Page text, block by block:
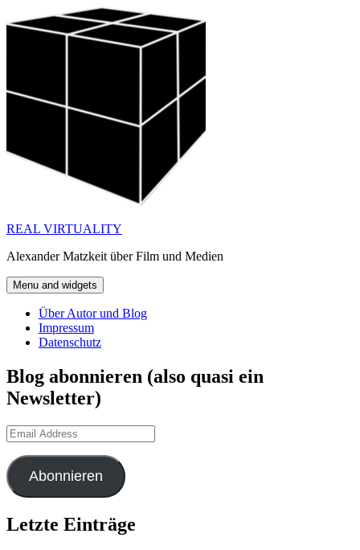
to
REAL VIRTUALITY
Alexander Matzkeit über Film und Medien
Menu and widgets
Über Autor und Blog
Impressum
Datenschutz
Blog abonnieren (also quasi ein
Newsletter)
Email
Address
Abonnieren
Letzte Einträge